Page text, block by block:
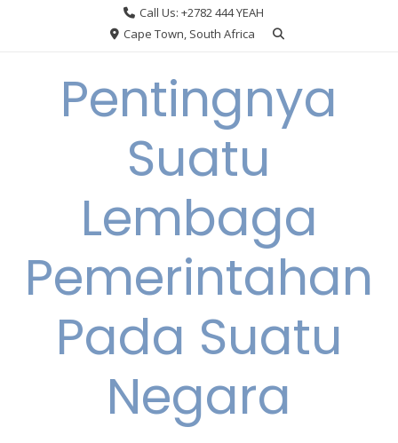
Call Us: +2782 444 YEAH
Cape Town, South Africa
Pentingnya
Suatu
Lembaga
Pemerintahan
Pada Suatu
Negara